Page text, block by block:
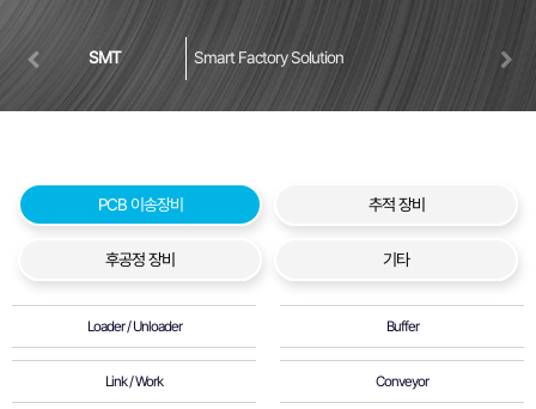
SMT Smart Factory Solution
PCB 이송장비 추적 장비
후공정 장비 기타
Loader / Unloader Buffer
Link / Work Conveyor